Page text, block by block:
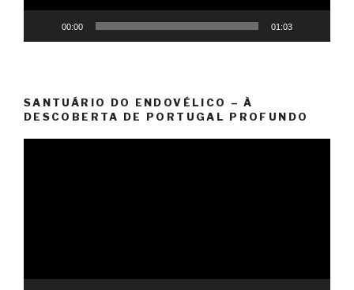
00:00 01:03
SANTUÁRIO DO ENDOVÉLICO – À
DESCOBERTA DE PORTUGAL PROFUNDO